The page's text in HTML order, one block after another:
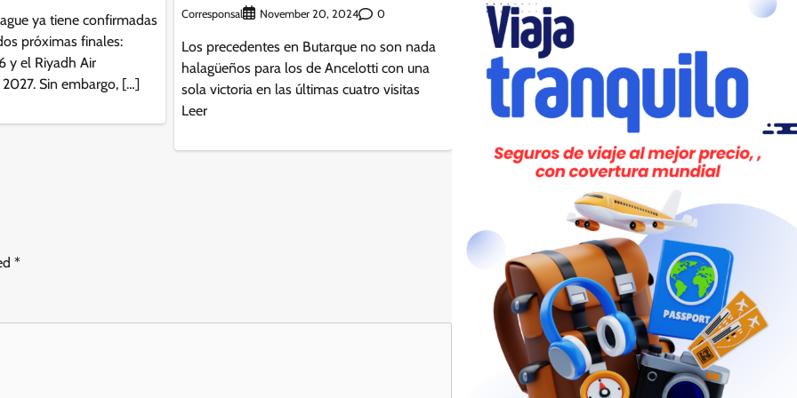
ya tiene confirmadas
próximas finales:
y el Riyadh Air
Sin embargo, […]
Corresponsal November 20, 2024 0
Los precedentes en Butarque no son nada
halagüeños para los de Ancelotti con una
sola victoria en las últimas cuatro visitas
Leer
*